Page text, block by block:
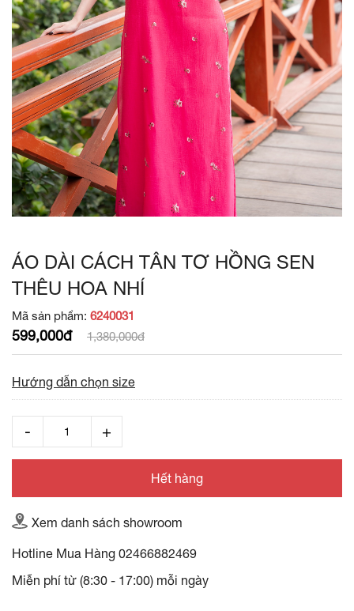
ÁO DÀI CÁCH TÂN TƠ HỒNG SEN
THÊU HOA NHÍ
Mã sản phẩm: 6240031
599,000đ 1,380,000đ
Hướng dẫn chọn size
Hết hàng
Xem danh sách showroom
Hotline Mua Hàng 02466882469
Miễn phí từ (8:30 - 17:00) mỗi ngày